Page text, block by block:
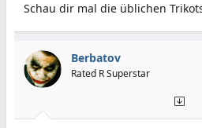
Schau dir mal die üblichen
Berbatov
Rated R Superstar